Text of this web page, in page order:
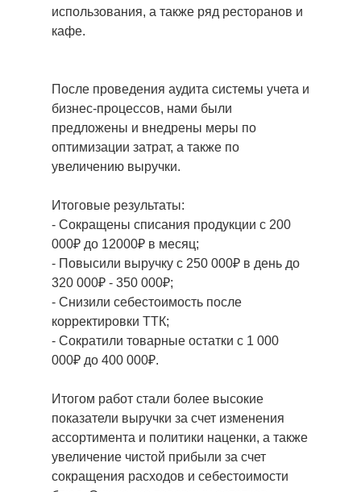
использования, а также ряд ресторанов и
кафе.
После проведения аудита системы учета и
бизнес-процессов, нами были
предложены и внедрены меры по
оптимизации затрат, а также по
увеличению выручки.
Итоговые результаты:
- Сокращены списания продукции с 200
000₽ до 12000₽ в месяц;
- Повысили выручку с 250 000₽ в день до
320 000₽ - 350 000₽;
- Снизили себестоимость после
корректировки ТТК;
- Сократили товарные остатки с 1 000
000₽ до 400 000₽.
Итогом работ стали более высокие
показатели выручки за счет изменения
ассортимента и политики наценки, а также
увеличение чистой прибыли за счет
сокращения расходов и себестоимости